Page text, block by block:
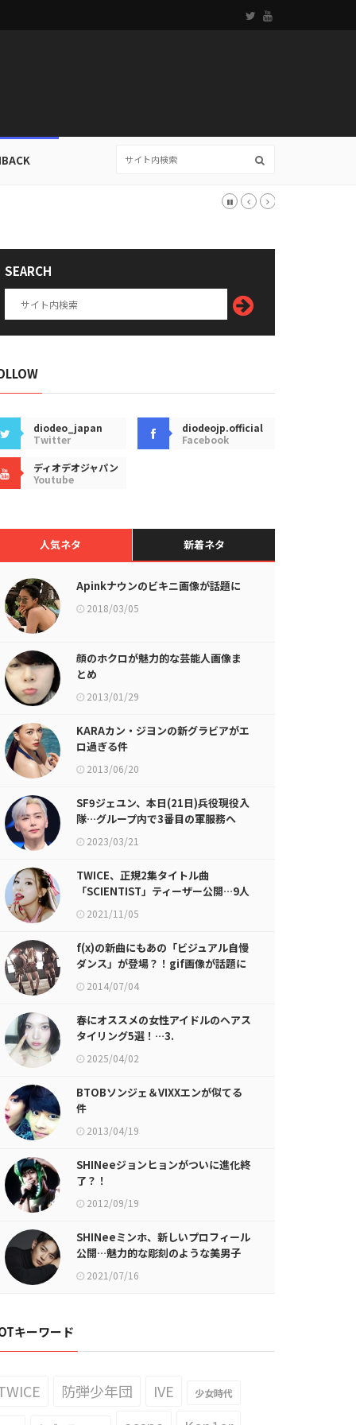
SEARCH
diodeo_japan
Twitter
diodeojp.official
Facebook
ディオデオジャパン
Youtube
人気ネタ 新着ネタ
Apinkナウンのビキニ画像が話題に
2018/03/05
顔のホクロが魅力的な芸能人画像ま
とめ
2013/01/29
KARAカン・ジヨンの新グラビアがエ
ロ過ぎる件
2013/06/20
SF9ジェユン、本日(21日)兵役現役入
隊…グループ内で3番目の軍服務へ
2023/03/21
TWICE、正規2集タイトル曲
「SCIENTIST」ティーザー公開…9人
9色の輝くビジュアル
2021/11/05
f(x)の新曲にもあの「ビジュアル自慢
ダンス」が登場？！gif画像が話題に
2014/07/04
春にオススメの女性アイドルのヘアス
タイリング5選！…3.
Hearts2Heartsジウ、STAYCユン
のテスルカット
2025/04/02
BTOBソンジェ＆VIXXエンが似てる
件
2013/04/19
SHINeeジョンヒョンがついに進化終
了？！
2012/09/19
SHINeeミンホ、新しいプロフィール
公開…魅力的な彫刻のような美男子
2021/07/16
キーワード
防弾少年団 IVE 少女時代